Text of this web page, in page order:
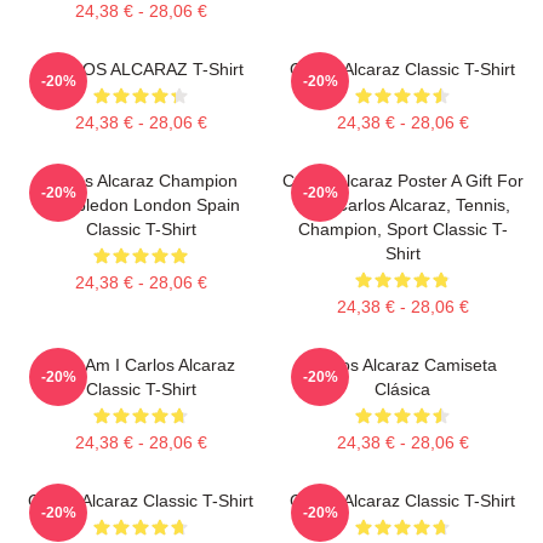
24,38 € - 28,06 €
CARLOS ALCARAZ T-Shirt
24,38 € - 28,06 €
-20%
Carlos Alcaraz Classic T-Shirt
24,38 € - 28,06 €
-20%
Carlos Alcaraz Champion
Wimbledon London Spain
Classic T-Shirt
24,38 € - 28,06 €
-20%
Carlos Alcaraz Poster A Gift For
Him, Carlos Alcaraz, Tennis,
Champion, Sport Classic T-
Shirt
24,38 € - 28,06 €
-20%
Who Am I Carlos Alcaraz
Classic T-Shirt
24,38 € - 28,06 €
-20%
Carlos Alcaraz Camiseta
Clásica
24,38 € - 28,06 €
-20%
Carlos Alcaraz Classic T-Shirt
-20%
Carlos Alcaraz Classic T-Shirt
-20%